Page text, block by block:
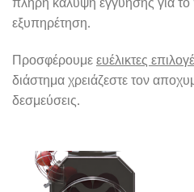
εξυπηρέτηση.
Προσφέρουμεευέλικτες
διάστημα χρειάζεστε τον
δεσμεύσεις.